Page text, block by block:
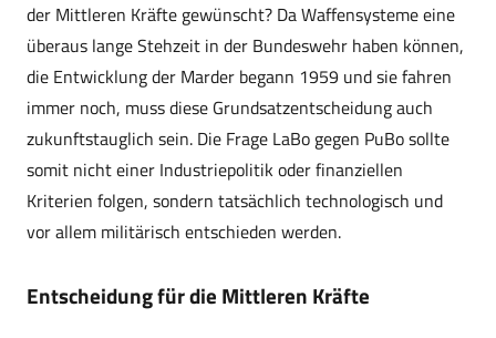
der Mittleren Kräfte gewünscht? Da Waffensysteme eine
überaus lange Stehzeit in der Bundeswehr haben können,
die Entwicklung der Marder begann 1959 und sie fahren
immer noch, muss diese Grundsatzentscheidung auch
zukunftstauglich sein. Die Frage LaBo gegen PuBo sollte
somit nicht einer Industriepolitik oder finanziellen
Kriterien folgen, sondern tatsächlich technologisch und
vor allem militärisch entschieden werden.
Entscheidung für die Mittleren Kräfte